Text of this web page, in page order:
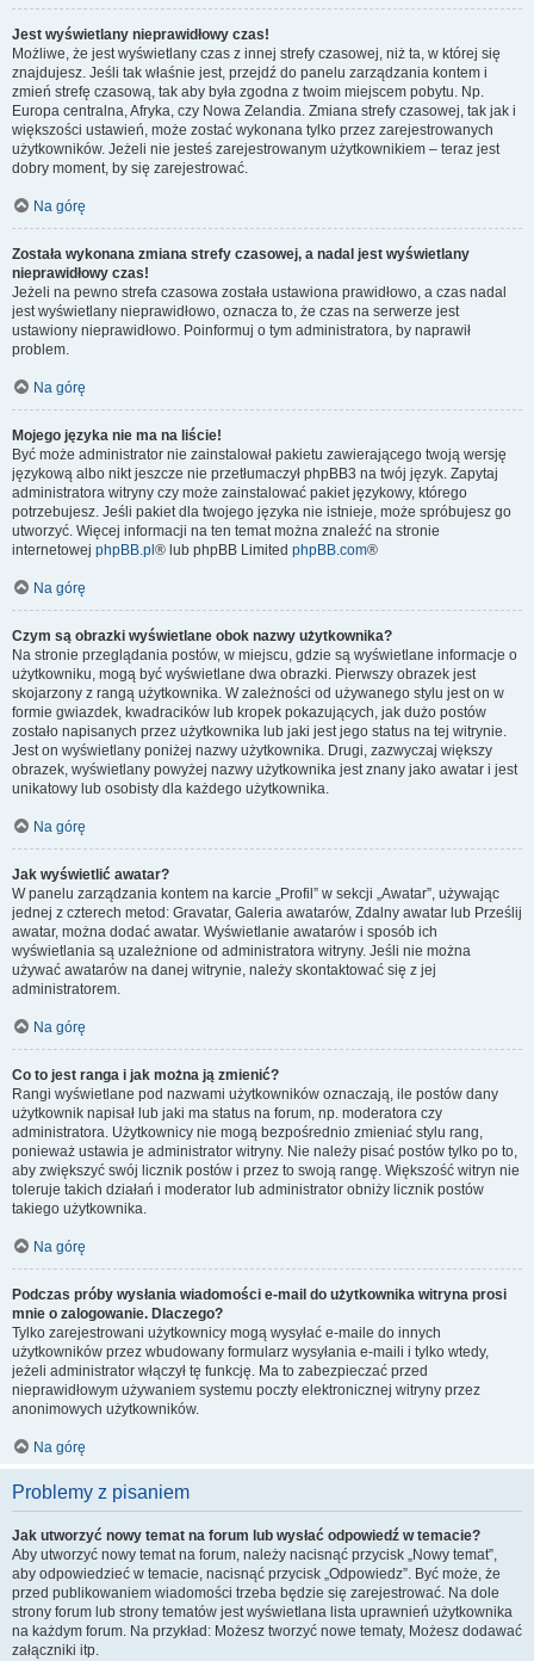
Jest wyświetlany nieprawidłowy czas!
Możliwe, że jest wyświetlany czas z innej strefy czasowej, niż ta, w której się
znajdujesz. Jeśli tak właśnie jest, przejdź do panelu zarządzania kontem i
zmień strefę czasową, tak aby była zgodna z twoim miejscem pobytu. Np.
Europa centralna, Afryka, czy Nowa Zelandia. Zmiana strefy czasowej, tak jak i
większości ustawień, może zostać wykonana tylko przez zarejestrowanych
użytkowników. Jeżeli nie jesteś zarejestrowanym użytkownikiem – teraz jest
dobry moment, by się zarejestrować.
Na górę
Została wykonana zmiana strefy czasowej, a nadal jest wyświetlany
nieprawidłowy czas!
Jeżeli na pewno strefa czasowa została ustawiona prawidłowo, a czas nadal
jest wyświetlany nieprawidłowo, oznacza to, że czas na serwerze jest
ustawiony nieprawidłowo. Poinformuj o tym administratora, by naprawił
problem.
Na górę
Mojego języka nie ma na liście!
Być może administrator nie zainstalował pakietu zawierającego twoją wersję
językową albo nikt jeszcze nie przetłumaczył phpBB3 na twój język. Zapytaj
administratora witryny czy może zainstalować pakiet językowy, którego
potrzebujesz. Jeśli pakiet dla twojego języka nie istnieje, może spróbujesz go
utworzyć. Więcej informacji na ten temat można znaleźć na stronie
internetowej phpBB.pl ® lub phpBB Limited phpBB.com®
Na górę
Czym są obrazki wyświetlane obok nazwy użytkownika?
Na stronie przeglądania postów, w miejscu, gdzie są wyświetlane informacje o
użytkowniku, mogą być wyświetlane dwa obrazki. Pierwszy obrazek jest
skojarzony z rangą użytkownika. W zależności od używanego stylu jest on w
formie gwiazdek, kwadracików lub kropek pokazujących, jak dużo postów
zostało napisanych przez użytkownika lub jaki jest jego status na tej witrynie.
Jest on wyświetlany poniżej nazwy użytkownika. Drugi, zazwyczaj większy
obrazek, wyświetlany powyżej nazwy użytkownika jest znany jako awatar i jest
unikatowy lub osobisty dla każdego użytkownika.
Na górę
Jak wyświetlić awatar?
W panelu zarządzania kontem na karcie „Profil” w sekcji „Awatar”, używając
jednej z czterech metod: Gravatar, Galeria awatarów, Zdalny awatar lub Prześlij
awatar, można dodać awatar. Wyświetlanie awatarów i sposób ich
wyświetlania są uzależnione od administratora witryny. Jeśli nie można
używać awatarów na danej witrynie, należy skontaktować się z jej
administratorem.
Na górę
Co to jest ranga i jak można ją zmienić?
Rangi wyświetlane pod nazwami użytkowników oznaczają, ile postów dany
użytkownik napisał lub jaki ma status na forum, np. moderatora czy
administratora. Użytkownicy nie mogą bezpośrednio zmieniać stylu rang,
ponieważ ustawia je administrator witryny. Nie należy pisać postów tylko po to,
aby zwiększyć swój licznik postów i przez to swoją rangę. Większość witryn nie
toleruje takich działań i moderator lub administrator obniży licznik postów
takiego użytkownika.
Na górę
Podczas próby wysłania wiadomości e-mail do użytkownika witryna prosi
mnie o zalogowanie. Dlaczego?
Tylko zarejestrowani użytkownicy mogą wysyłać e-maile do innych
użytkowników przez wbudowany formularz wysyłania e-maili i tylko wtedy,
jeżeli administrator włączył tę funkcję. Ma to zabezpieczać przed
nieprawidłowym używaniem systemu poczty elektronicznej witryny przez
anonimowych użytkowników.
Na górę
Problemy z pisaniem
Jak utworzyć nowy temat na forum lub wysłać odpowiedź w temacie?
Aby utworzyć nowy temat na forum, należy nacisnąć przycisk „Nowy temat”,
aby odpowiedzieć w temacie, nacisnąć przycisk „Odpowiedz”. Być może, że
przed publikowaniem wiadomości trzeba będzie się zarejestrować. Na dole
strony forum lub strony tematów jest wyświetlana lista uprawnień użytkownika
na każdym forum. Na przykład: Możesz tworzyć nowe tematy, Możesz dodawać
załączniki itp.